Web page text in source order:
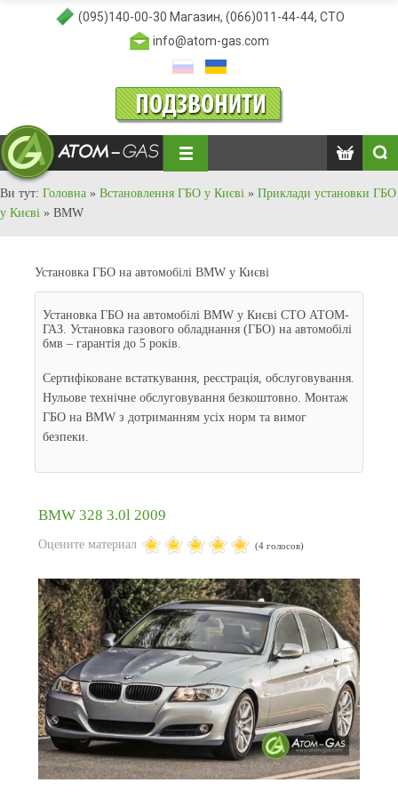
(095)140-00-30 Магазин, (066)011-44-44, СТО
info@atom-gas.com
Ви тут: Головна » Встановлення ГБО у Києві » Приклади установки ГБО
у Києві » BMW
Установка ГБО на автомобілі BMW у Києві
Установка ГБО на автомобілі BMW у Києві СТО АТОМ-
ГАЗ. Установка газового обладнання (ГБО) на автомобілі
бмв – гарантія до 5 років.
Сертифіковане встаткування, реєстрація, обслуговування.
Нульове технічне обслуговування безкоштовно. Монтаж
ГБО на BMW з дотриманням усіх норм та вимог
безпеки.
BMW 328 3.0l 2009
Оцените материал (4 голосов)